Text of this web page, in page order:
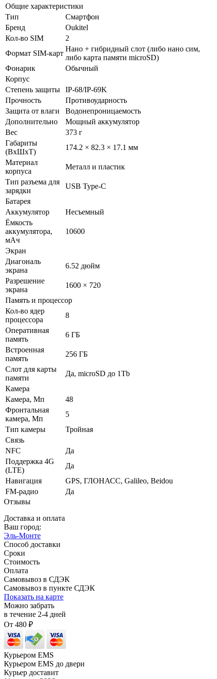
Общие характеристики
Тип
Смартфон
Бренд
Oukitel
Кол-во SIM
2
Формат SIM-карт
Нано + гибридный слот (либо нано сим,
либо карта памяти microSD)
Фонарик
Обычный
Корпус
Степень защиты
IP-68/IP-69K
Прочность
Противоударность
Защита от влаги
Водонепроницаемость
Дополнительно
Мощный аккумулятор
Вес
373 г
Габариты
(ВxШxТ)
174.2 × 82.3 × 17.1 мм
Материал
корпуса
Металл и пластик
Тип разъема для
зарядки
USB Type-C
Батарея
Аккумулятор
Несъемный
Ёмкость
аккумулятора,
мАч
10600
Экран
Диагональ
экрана
6.52 дюйм
Разрешение
экрана
1600 × 720
Память и процессор
Кол-во ядер
процессора
8
Оперативная
память
6 ГБ
Встроенная
память
256 ГБ
Слот для карты
памяти
Да, microSD до 1Tb
Камера
Камера, Мп
48
Фронтальная
камера, Мп
5
Тип камеры
Тройная
Связь
NFC
Да
Поддержка 4G
(LTE)
Да
Навигация
GPS, ГЛОНАСС, Galileo, Beidou
FM-радио
Да
Отзывы
Доставка и оплата
Ваш город:
Эль-Монте
Способ доставки
Сроки
Стоимость
Оплата
Самовывоз в СДЭК
Самовывоз в пункте СДЭК
Показать на карте
Можно забрать
в течение 2-4 дней
От 480 ₽
Курьером EMS
Курьером EMS до двери
Курьер доставит